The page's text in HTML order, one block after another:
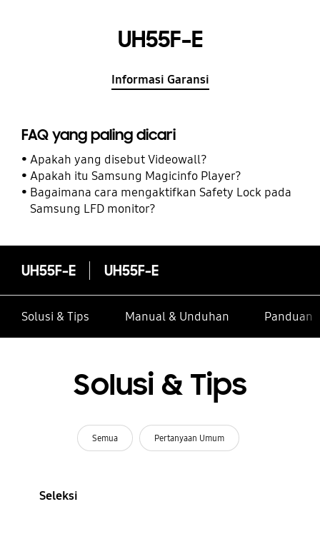
UH55F-E
Informasi Garansi
FAQ yang paling dicari
Apakah yang disebut Videowall?
Apakah itu Samsung Magicinfo Player?
Bagaimana cara mengaktifkan Safety Lock pada
Samsung LFD monitor?
UH55F-E UH55F-E
Solusi & Tips Manual & Unduhan Panduan
Solusi & Tips
Semua Pertanyaan Umum
Seleksi